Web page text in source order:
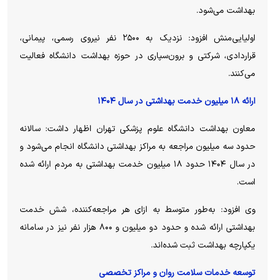
بهداشت می‌شود.
اولیایی‌منش افزود: نزدیک به ۲۵۰۰ نفر نیروی رسمی، پیمانی،
قراردادی، شرکتی و برون‌سپاری در حوزه بهداشت دانشگاه فعالیت
می‌کنند.
ارائه ۱۸ میلیون خدمت بهداشتی در سال ۱۴۰۴
معاون بهداشت دانشگاه علوم پزشکی تهران اظهار داشت: سالانه
حدود سه میلیون مراجعه به مراکز بهداشتی دانشگاه انجام می‌شود و
در سال ۱۴۰۴ حدود ۱۸ میلیون خدمت بهداشتی به مردم ارائه شده
است.
وی افزود: به‌طور متوسط به ازای هر مراجعه‌کننده، شش خدمت
بهداشتی ارائه شده و حدود دو میلیون و ۸۰۰ هزار نفر نیز در سامانه
یکپارچه بهداشت ثبت شده‌اند.
توسعه خدمات سلامت روان و مراکز تخصصی